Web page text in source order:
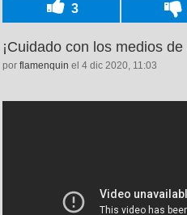
3
¡Cuidado con los medios
por flamenquin el 4 dic 2020, 11:03